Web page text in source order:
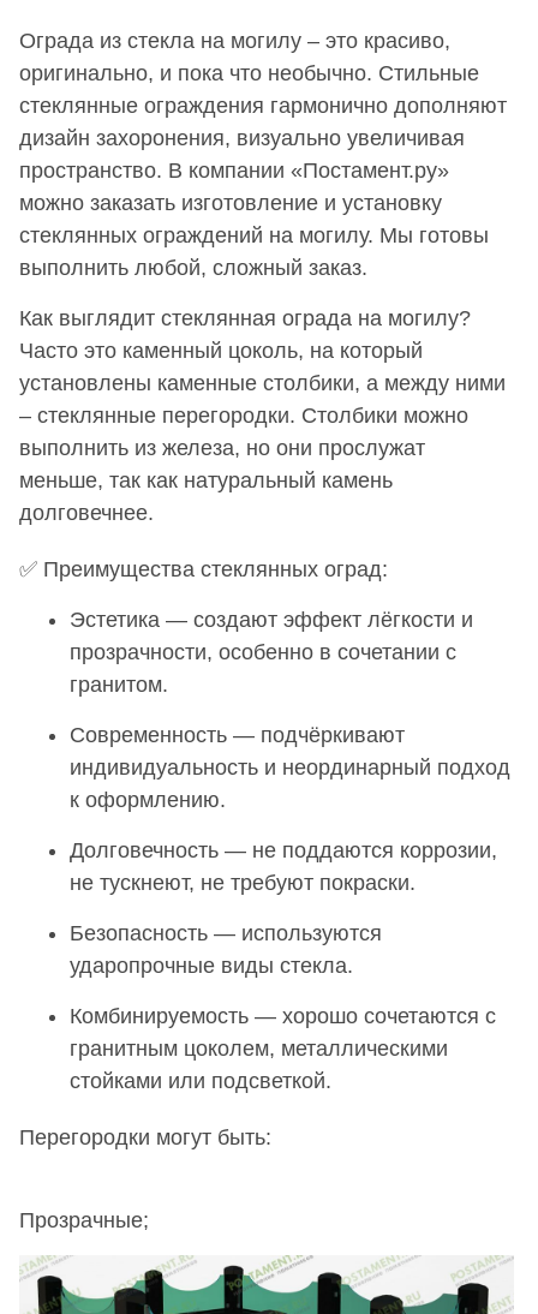
Ограда из стекла на могилу – это красиво,
оригинально, и пока что необычно. Стильные
стеклянные ограждения гармонично дополняют
дизайн захоронения, визуально увеличивая
пространство. В компании «Постамент.ру»
можно заказать изготовление и установку
стеклянных ограждений на могилу. Мы готовы
выполнить любой, сложный заказ.
Как выглядит стеклянная ограда на могилу?
Часто это каменный цоколь, на который
установлены каменные столбики, а между ними
– стеклянные перегородки. Столбики можно
выполнить из железа, но они прослужат
меньше, так как натуральный камень
долговечнее.
✅ Преимущества стеклянных оград:
Эстетика — создают эффект лёгкости и
прозрачности, особенно в сочетании с
гранитом.
Современность — подчёркивают
индивидуальность и неординарный подход
к оформлению.
Долговечность — не поддаются коррозии,
не тускнеют, не требуют покраски.
Безопасность — используются
ударопрочные виды стекла.
Комбинируемость — хорошо сочетаются с
гранитным цоколем, металлическими
стойками или подсветкой.
Перегородки могут быть:
Прозрачные;